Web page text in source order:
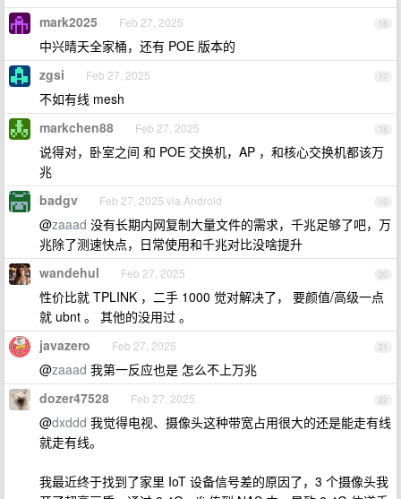
16
mark2025 Feb 27, 2025
中兴晴天全家桶，还有 POE 版本的
17
zgsi Feb 27, 2025
不如有线 mesh
18
markchen88 Feb 27, 2025
说得对，卧室之间 和 POE 交换机，AP ，和核心交换机都该万
兆
19
badgv Feb 27, 2025 via Android
@zaaad 没有长期内网复制大量文件的需求，千兆足够了吧，万
兆除了测速快点，日常使用和千兆对比没啥提升
20
wandehul Feb 27, 2025
性价比就 TPLINK ，二手 1000 觉对解决了， 要颜值/高级一点
就 ubnt 。 其他的没用过 。
21
javazero Feb 27, 2025
@zaaad 我第一反应也是 怎么不上万兆
22
dozer47528 Feb 27, 2025
@dxddd 我觉得电视、摄像头这种带宽占用很大的还是能走有线
就走有线。
我最近终于找到了家里 IoT 设备信号差的原因了，3 个摄像头我